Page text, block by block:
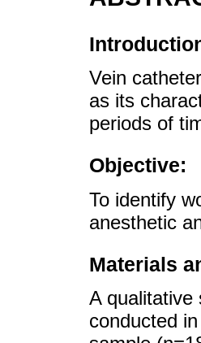
Vein
as its
periods of
Objective:
To identify
anesthetic
Materials
A qualitative
conducted